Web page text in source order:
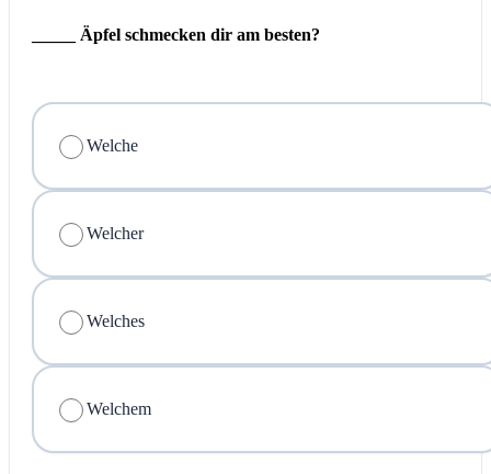
_____ Äpfel schmecken dir am besten?
Welche
Welcher
Welches
Welchem